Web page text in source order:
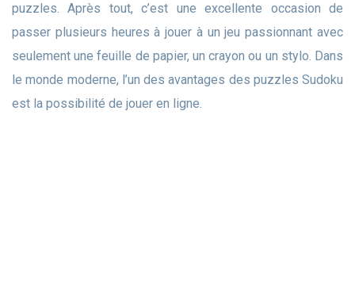
puzzles. Après tout, c’est une excellente occasion de
passer plusieurs heures à jouer à un jeu passionnant avec
seulement une feuille de papier, un crayon ou un stylo. Dans
le monde moderne, l’un des avantages des puzzles Sudoku
est la possibilité de jouer en ligne.